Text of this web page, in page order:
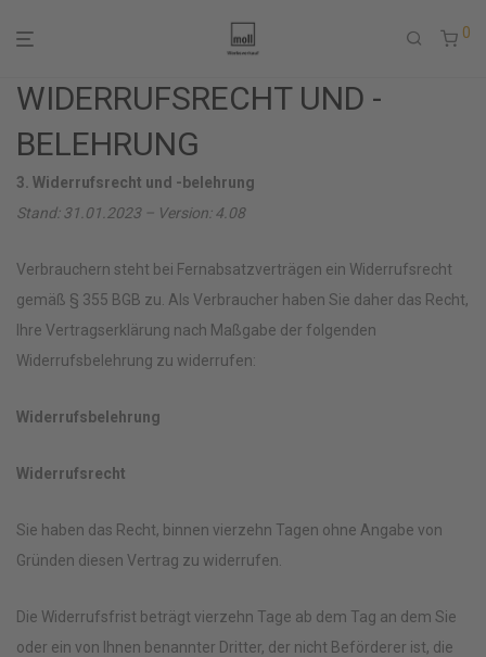
0
WIDERRUFSRECHT UND -
BELEHRUNG
3. Widerrufsrecht und -belehrung
Stand: 31.01.2023 – Version: 4.08
Verbrauchern steht bei Fernabsatzverträgen ein Widerrufsrecht
gemäß § 355 BGB zu. Als Verbraucher haben Sie daher das Recht,
Ihre Vertragserklärung nach Maßgabe der folgenden
Widerrufsbelehrung zu widerrufen:
Widerrufsbelehrung
Widerrufsrecht
Sie haben das Recht, binnen vierzehn Tagen ohne Angabe von
Gründen diesen Vertrag zu widerrufen.
Die Widerrufsfrist beträgt vierzehn Tage ab dem Tag an dem Sie
oder ein von Ihnen benannter Dritter, der nicht Beförderer ist, die